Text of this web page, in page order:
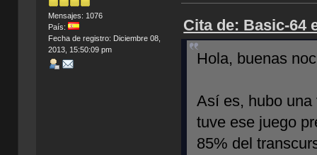
Mensajes: 1076
País:
Fecha de registro: Diciembre 08,
2013, 15:50:09 pm
Cita de: Basic-64
Hola, buenas
Así es, hubo
tuve ese juego
85% del